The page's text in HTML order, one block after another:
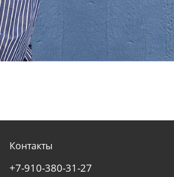
Контакты
+7-910-380-31-27